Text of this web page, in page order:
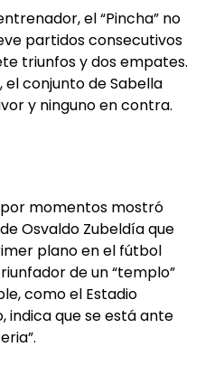
el “Pincha” no
partidos consecutivos
triunfos y dos empates.
conjunto de Sabella
y ninguno en contra.
momentos mostró
Osvaldo Zubeldía que
plano en el fútbol
de un “templo”
como el Estadio
indica que se está ante